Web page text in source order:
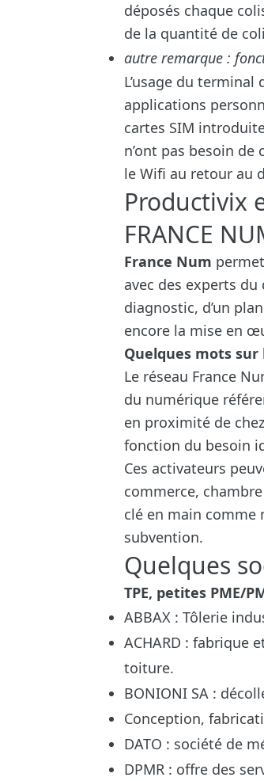
déposés chaque
de la quantité de
autre remarque :
L’usage du
applications
cartes SIM
n’ont pas besoin
le Wifi au retour au
Productivix
FRANCE
France Num
avec des experts
diagnostic, d’un
encore la mise en
Quelques mots
Le réseau France
du numérique
en proximité de
fonction du besoin
Ces activateurs
commerce,
clé en main comme
subvention.
Quelques
TPE, petites PME/
ABBAX : Tôlerie
ACHARD : fabrique
toiture.
BONIONI SA :
Conception,
DATO : société de
DPMR : offre des